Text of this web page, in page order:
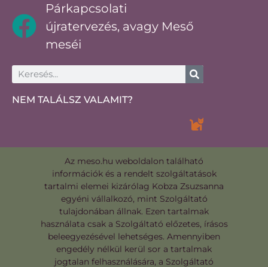
Párkapcsolati
újratervezés, avagy Meső
meséi
NEM TALÁLSZ VALAMIT?
Az meso.hu weboldalon található
információk és a rendelt szolgáltatások
tartalmi elemei kizárólag Kobza Zsuzsanna
egyéni vállalkozó, mint Szolgáltató
tulajdonában állnak. Ezen tartalmak
használata csak a Szolgáltató előzetes, írásos
beleegyezésével lehetséges. Amennyiben
engedély nélkül kerül sor a tartalmak
jogtalan felhasználására, a Szolgáltató